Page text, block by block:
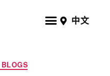
中文